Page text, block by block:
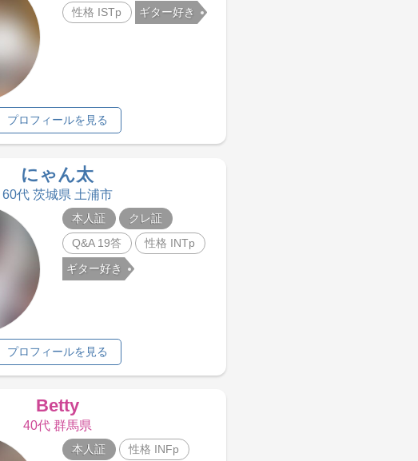
性格 ISTp
ギター好き
プロフィールを見る
にゃん太
60代 茨城県 土浦市
本人証
クレ証
Q&A 19答
性格 INTp
ギター好き
プロフィールを見る
Betty
40代 群馬県
本人証
性格 INFp